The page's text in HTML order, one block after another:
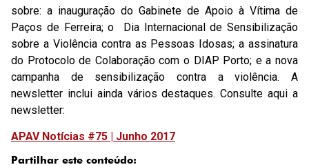
sobre: a inauguração do Gabinete de Apoio à Vítima de
Paços de Ferreira; o Dia Internacional de Sensibilização
sobre a Violência contra as Pessoas Idosas; a assinatura
do Protocolo de Colaboração com o DIAP Porto; e a nova
campanha de sensibilização contra a violência. A
newsletter inclui ainda vários destaques. Consulte aqui a
newsletter:
APAV Notícias #75 | Junho 2017
Partilhar este conteúdo: